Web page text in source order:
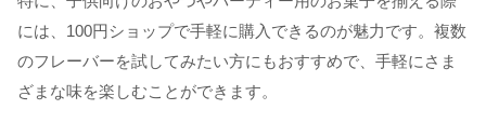
には、100円ショップで手軽に購入できるのが魅力です。複数
のフレーバーを試してみたい方にもおすすめで、手軽にさま
ざまな味を楽しむことができます。